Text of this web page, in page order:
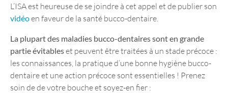
L’ISA est heureuse de se joindre à cet appel et de publier son
vidéoen faveur de la santé bucco-dentaire.
La plupart des maladies bucco-dentaires sont en grande
partie évitableset peuvent être traitées à un stade précoce :
les connaissances, la pratique d’une bonne hygiène bucco-
dentaire et une action précoce sont essentielles ! Prenez
soin de de votre bouche et soyez-en fier :